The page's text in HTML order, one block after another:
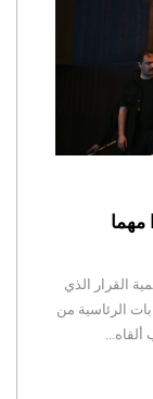
مهما
القرار الذي
الرئاسية من